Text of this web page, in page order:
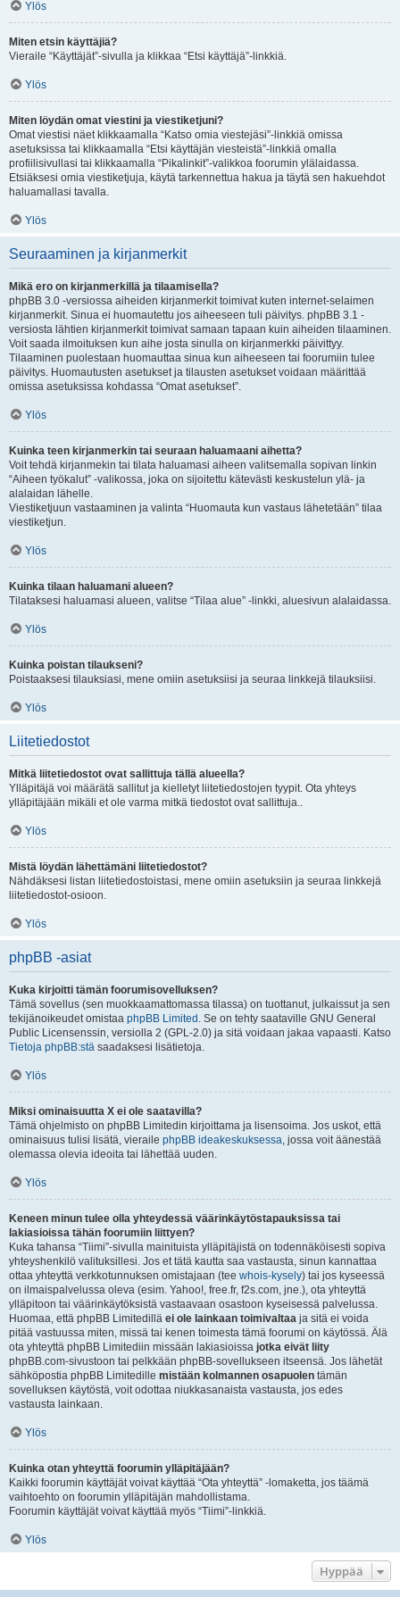
Ylös
Miten etsin käyttäjiä?
Vieraile “Käyttäjät”-sivulla ja klikkaa “Etsi käyttäjä”-linkkiä.
Ylös
Miten löydän omat viestini ja viestiketjuni?
Omat viestisi näet klikkaamalla “Katso omia viestejäsi”-linkkiä omissa
asetuksissa tai klikkaamalla “Etsi käyttäjän viesteistä”-linkkiä omalla
profiilisivullasi tai klikkaamalla “Pikalinkit”-valikkoa foorumin ylälaidassa.
Etsiäksesi omia viestiketjuja, käytä tarkennettua hakua ja täytä sen hakuehdot
haluamallasi tavalla.
Ylös
Seuraaminen ja kirjanmerkit
Mikä ero on kirjanmerkillä ja tilaamisella?
phpBB 3.0 -versiossa aiheiden kirjanmerkit toimivat kuten internet-selaimen
kirjanmerkit. Sinua ei huomautettu jos aiheeseen tuli päivitys. phpBB 3.1 -
versiosta lähtien kirjanmerkit toimivat samaan tapaan kuin aiheiden tilaaminen.
Voit saada ilmoituksen kun aihe josta sinulla on kirjanmerkki päivittyy.
Tilaaminen puolestaan huomauttaa sinua kun aiheeseen tai foorumiin tulee
päivitys. Huomautusten asetukset ja tilausten asetukset voidaan määrittää
omissa asetuksissa kohdassa “Omat asetukset”.
Ylös
Kuinka teen kirjanmerkin tai seuraan haluamaani aihetta?
Voit tehdä kirjanmekin tai tilata haluamasi aiheen valitsemalla sopivan linkin
“Aiheen työkalut” -valikossa, joka on sijoitettu kätevästi keskustelun ylä- ja
alalaidan lähelle.
Viestiketjuun vastaaminen ja valinta “Huomauta kun vastaus lähetetään” tilaa
viestiketjun.
Ylös
Kuinka tilaan haluamani alueen?
Tilataksesi haluamasi alueen, valitse “Tilaa alue” -linkki, aluesivun alalaidassa.
Ylös
Kuinka poistan tilaukseni?
Poistaaksesi tilauksiasi, mene omiin asetuksiisi ja seuraa linkkejä tilauksiisi.
Ylös
Liitetiedostot
Mitkä liitetiedostot ovat sallittuja tällä alueella?
Ylläpitäjä voi määrätä sallitut ja kielletyt liitetiedostojen tyypit. Ota yhteys
ylläpitäjään mikäli et ole varma mitkä tiedostot ovat sallittuja..
Ylös
Mistä löydän lähettämäni liitetiedostot?
Nähdäksesi listan liitetiedostoistasi, mene omiin asetuksiin ja seuraa linkkejä
liitetiedostot-osioon.
Ylös
phpBB -asiat
Kuka kirjoitti tämän foorumisovelluksen?
Tämä sovellus (sen muokkaamattomassa tilassa) on tuottanut, julkaissut ja sen
tekijänoikeudet omistaa phpBB Limited . Se on tehty saataville GNU General
Public Licensenssin, versiolla 2 (GPL-2.0) ja sitä voidaan jakaa vapaasti. Katso
Tietoja phpBB:stä saadaksesi lisätietoja.
Ylös
Miksi ominaisuutta X ei ole saatavilla?
Tämä ohjelmisto on phpBB Limitedin kirjoittama ja lisensoima. Jos uskot, että
ominaisuus tulisi lisätä, vieraile phpBB ideakeskuksessa, jossa voit äänestää
olemassa olevia ideoita tai lähettää uuden.
Ylös
Keneen minun tulee olla yhteydessä väärinkäytöstapauksissa tai
lakiasioissa tähän foorumiin liittyen?
Kuka tahansa “Tiimi”-sivulla mainituista ylläpitäjistä on todennäköisesti sopiva
yhteyshenkilö valituksillesi. Jos et tätä kautta saa vastausta, sinun kannattaa
ottaa yhteyttä verkkotunnuksen omistajaan (tee whois-kysely) tai jos kyseessä
on ilmaispalvelussa oleva (esim. Yahoo!, free.fr, f2s.com, jne.), ota yhteyttä
ylläpitoon tai väärinkäytöksistä vastaavaan osastoon kyseisessä palvelussa.
Huomaa, että phpBB Limitedillä ei ole lainkaan toimivaltaa ja sitä ei voida
pitää vastuussa miten, missä tai kenen toimesta tämä foorumi on käytössä. Älä
ota yhteyttä phpBB Limitediin missään lakiasioissa jotka eivät liity
phpBB.com-sivustoon tai pelkkään phpBB-sovellukseen itseensä. Jos lähetät
sähköpostia phpBB Limitedille mistään kolmannen osapuolen tämän
sovelluksen käytöstä, voit odottaa niukkasanaista vastausta, jos edes
vastausta lainkaan.
Ylös
Kuinka otan yhteyttä foorumin ylläpitäjään?
Kaikki foorumin käyttäjät voivat käyttää “Ota yhteyttä” -lomaketta, jos täämä
vaihtoehto on foorumin ylläpitäjän mahdollistama.
Foorumin käyttäjät voivat käyttää myös “Tiimi”-linkkiä.
Ylös
Hyppää